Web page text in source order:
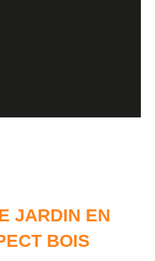
JARDIN EN
BOIS